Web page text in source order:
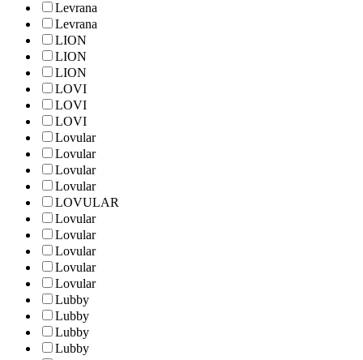
Levrana
Levrana
LION
LION
LION
LOVI
LOVI
LOVI
Lovular
Lovular
Lovular
Lovular
LOVULAR
Lovular
Lovular
Lovular
Lovular
Lovular
Lubby
Lubby
Lubby
Lubby